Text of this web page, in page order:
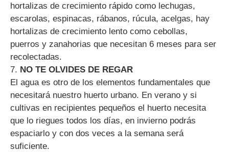
hortalizas de crecimiento rápido como lechugas,
escarolas, espinacas, rábanos, rúcula, acelgas, hay
hortalizas de crecimiento lento como cebollas,
puerros y zanahorias que necesitan 6 meses para ser
recolectadas.
7. NO TE OLVIDES DE REGAR
El agua es otro de los elementos fundamentales que
necesitará nuestro huerto urbano. En verano y si
cultivas en recipientes pequeños el huerto necesita
que lo riegues todos los días, en invierno podrás
espaciarlo y con dos veces a la semana será
suficiente.